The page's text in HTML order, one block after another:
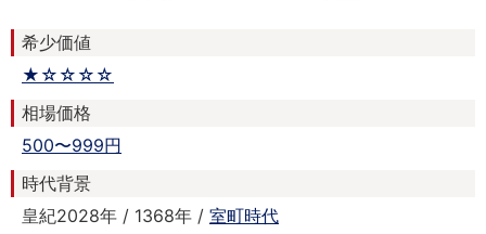
希少価値
★☆☆☆☆
相場価格
500〜999円
時代背景
皇紀2028年 / 1368年 / 室町時代